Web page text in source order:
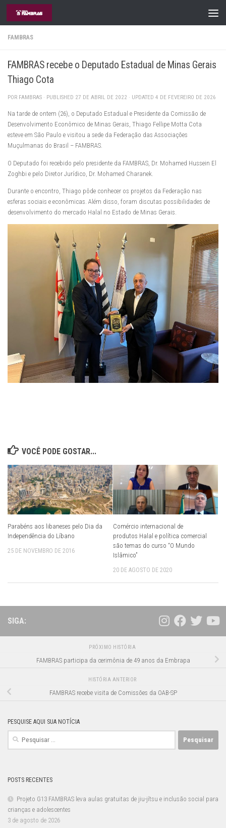
Skip to content
FAMBRAS
FAMBRAS recebe o Deputado Estadual de Minas Gerais
Thiago Cota
POR FAMBRAS · PUBLISHED 27 DE ABRIL DE 2022 · UPDATED 4 DE FEVEREIRO DE 2026
Na tarde de ontem (26), o Deputado Estadual e Presidente da Comissão de
Desenvolvimento Econômico de Minas Gerais, Thiago Fellipe Motta Cota
esteve em São Paulo e visitou a sede da Federação das Associações
Muçulmanas do Brasil – FAMBRAS.
O Deputado foi recebido pelo presidente da FAMBRAS, Dr. Mohamed Hussein El
Zoghbi e pelo Diretor Jurídico, Dr. Mohamed Charanek.
Durante o encontro, Thiago pôde conhecer os projetos da Federação nas
esferas sociais e econômicas. Além disso, foram discutas possibilidades de
desenvolvimento do mercado Halal no Estado de Minas Gerais.
VOCÊ PODE GOSTAR...
Parabéns aos libaneses pelo Dia da
Independência do Líbano
25 DE NOVEMBRO DE 2016
Comércio internacional de
produtos Halal e política comercial
são temas do curso “O Mundo
Islâmico”
20 DE AGOSTO DE 2020
SIGA:
PRÓXIMO HISTÓRIA
FAMBRAS participa da cerimônia de 49 anos da Embrapa
HISTÓRIA ANTERIOR
FAMBRAS recebe visita de Comissões da OAB-SP
PESQUISE AQUI SUA NOTÍCIA
Pesquisar
POSTS RECENTES
Projeto G13 FAMBRAS leva aulas gratuitas de jiu-jítsu e inclusão social para
crianças e adolescentes
3 de agosto de 2026